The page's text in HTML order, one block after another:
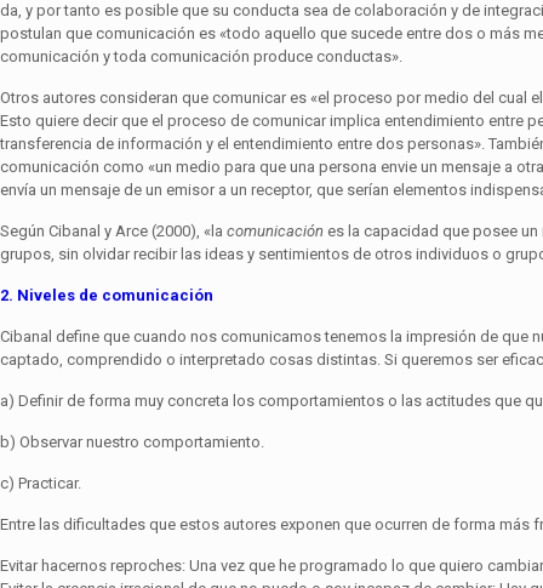
da, y por tanto es posible que su conducta sea de colaboración y de
postulan que comunicación es «todo aquello que sucede entre dos o más
comu­nicación y toda comunicación produce conductas».
Otros autores consideran que comunicar es «el proceso por medio del
Esto quiere decir que el proceso de comunicar implica entendimiento entre
transferencia de información y el entendimiento entre dos personas».
comunicación como «un medio para que una persona envie un mensaje a
envía un mensaje de un emisor a un receptor, que serían elementos
Según Cibanal y Arce (2000), «la comunicación es la capacidad que posee
grupos, sin olvidar recibir las ideas y sentimientos de otros individuos o
2. Niveles de comunicación
Cibanal define que cuando nos comunicamos tenemos la impresión de
captado, comprendido o interpretado cosas distintas. Si queremos ser
a) Definir de forma muy concreta los comportamientos o las actitudes que
b) Observar nuestro comportamiento.
c) Practicar.
Entre las dificultades que estos autores exponen que ocurren de forma más
Evitar hacernos reproches: Una vez que he programado lo que quiero